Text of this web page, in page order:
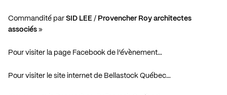
Commandité par SID LEE / Provencher Roy architectes
associés »
Pour visiter la page Facebook de l’évènement…
Pour visiter le site internet de Bellastock Québec…